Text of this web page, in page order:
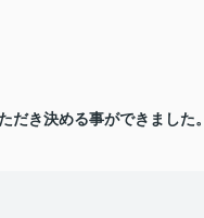
き決める事ができました。